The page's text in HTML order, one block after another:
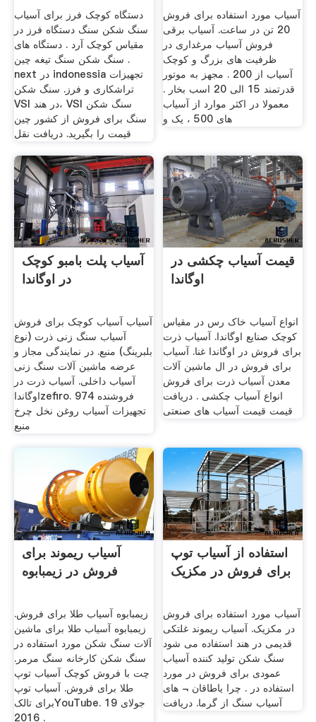
دستگاه کوچک فرز برای آسیاب
سنگ شکن سنگ دستگاه فرز در
مقیاس کوچک آرد . دستگاه های
سنگ شکن سنگ تیغه چین .
next در indonessia تجهیزات
تراشکاری و فرز. سنگ شکن
VSI در هند، VSI سنگ شکن
سنگ برای فروش از کشور چین
قیمت را بگیرید. دریافت نقل
آسیاب مورد استفاده برای فروش
20 تن در ساعت. آسیاب برقی
فروش آسیاب مرغداری در
ظرفیت های بزرگ و کوچک
آسیاب از 200 . مجهز به موتور
قدرتمند 15 الی 20 اسب بخار .
معمولا در اکثر موارد از آسیاب
های 500 ، یک و
آسیاب پلت بامبو کوچک
در اوگاندا
آسیاب آسیاب کوچک برای فروش
آسیاب سنگ زنی ذرت (نوع
بلبرینگ) منبع. در نمایندگی مجاز و
عرضه ماشین آلات سنگ زنی
آسیاب داخلی. آسیاب ذرت در
اوگانداzefiro. 974 فروشنده
تجهیزات آسیاب روغن نخل چرخ
منبع
قیمت آسیاب چکشی در
اوگاندا
انواع آسیاب خاک رس در مقیاس
کوچک صنایع اوگاندا. آسیاب ذرت
برای فروش در اوگاندا غنا. آسیاب
برای فروش در ال ماشین آلات
معدن آسیاب ذرت برای فروش
انواع آسیاب چکشی . دریافت
قیمت قیمت آسیاب های صنعتی
آسیاب ریموند برای
فروش در زیمبابوه
زیمبابوه آسیاب طلا برای فروش.
زیمبابوه آسیاب طلا برای ماشین
آلات سنگ شکن مورد استفاده در
سنگ شکن کارخانه سنگ مرمر.
چت با فروش کوچک آسیاب توپ
طلا برای فروش. آسیاب توپ
برای تالکYouTube. 19 جولای
2016 .
استفاده از آسیاب توپ
برای فروش در مکزیک
آسیاب مورد استفاده برای فروش
در مکزیک. آسیاب ریموند غلتکی
قدیمی در هند استفاده می شود
سنگ شکن تولید کننده آسیاب
عمودی برای فروش در مورد
استفاده در . چرا یاطاقان ¬ های
آسیاب سنگ از گرما. دریافت